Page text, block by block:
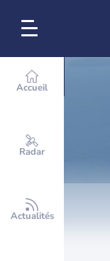
Accueil
Radar
Actualités